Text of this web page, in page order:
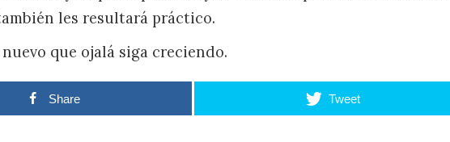
les resultará práctico.
que ojalá siga creciendo.
Share Tweet